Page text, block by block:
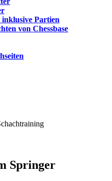
Partien
von Chessbase
Springer